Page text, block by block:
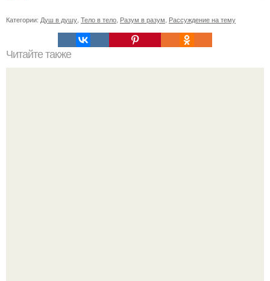
Категории: Душ в душу Тело в тело Разум в разум Рассуждение на тему
Читайте также